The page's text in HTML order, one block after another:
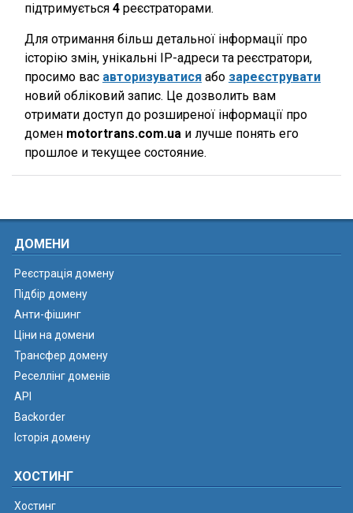
підтримується 4 реєстраторами.
Для отримання більш детальної інформації про
історію змін, унікальні IP-адреси та реєстратори,
просимо вас авторизуватися або зареєструвати
новий обліковий запис. Це дозволить вам
отримати доступ до розширеної інформації про
домен motortrans.com.ua и лучше понять его
прошлое и текущее состояние.
ДОМЕНИ
Реєстрація домену
Підбір домену
Анти-фішинг
Ціни на домени
Трансфер домену
Реселлінг доменів
API
Backorder
Історія домену
ХОСТИНГ
Хостинг